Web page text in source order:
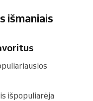
išmaniais
išpopuliarėja